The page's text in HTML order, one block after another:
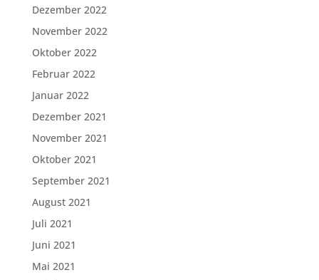
Dezember 2022
November 2022
Oktober 2022
Februar 2022
Januar 2022
Dezember 2021
November 2021
Oktober 2021
September 2021
August 2021
Juli 2021
Juni 2021
Mai 2021